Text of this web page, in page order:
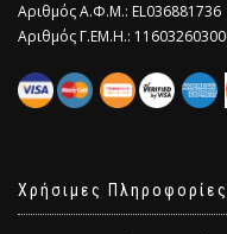
Αριθμός Α.Φ.Μ.: EL036881736
Αριθμός Γ.ΕΜ.Η.:
Χρήσιμες Πληροφορίες